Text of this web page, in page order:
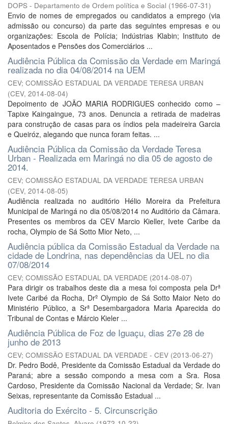
DOPS - Departamento de Ordem política e Social (1966-07-31)
Envio de nomes de empregados ou candidatos a emprego (via
admissão ou concurso) da parte das seguintes empresas e ou
organizações: Escola de Polícia; Indústrias Klabin; Instituto de
Aposentados e Pensões dos Comerciários ...
Audiência Pública da Comissão da Verdade em Maringá
realizada no dia 04/08/2014 na UEM
CEV; COMISSÃO ESTADUAL DA VERDADE TERESA URBAN
(CEV, 2014-08-04)
Depoimento de JOÃO MARIA RODRIGUES conhecido como –
Tapixe Kaingaingue, 73 anos. Denuncia a retirada de madeiras
para construção de casas para os índios pela madeireira Garcia
e Queiróz, alegando que nunca foram feitas. ...
Audiência Pública da Comissão da Verdade Teresa
Urban - Realizada em Maringá no dia 05 de agosto de
2014.
CEV; COMISSÃO ESTADUAL DA VERDADE TERESA URBAN
(CEV, 2014-08-05)
Audiência realizada no auditório Hélio Moreira da Prefeitura
Municipal de Maringá no dia 05/08/2014 no Auditório da Câmara.
Presentes os membros da CEV Marcio Kieller, Ivete Caribe da
rocha, Olympio de Sá Sotto Mior Neto, ...
Audiência pública da Comissão Estadual da Verdade na
cidade de Londrina, nas dependências da UEL no dia
07/08/2014
CEV; COMISSÃO ESTADUAL DA VERDADE (2014-08-07)
Para dirigir os trabalhos deste dia a mesa foi composta pela Drª
Ivete Caribé da Rocha, Drº Olympio de Sá Sotto Maior Neto do
Ministério Público, a Srª Desembargadora Maria Aparecida do
Tribunal de Contas e Márcio Kieler ...
Audiência Pública de Foz de Iguaçu, dias 27e 28 de
junho de 2013
CEV; COMISSÃO ESTADUAL DA VERDADE - CEV (2013-06-27)
Dr. Pedro Bodê, Presidente da Comissão Estadual da Verdade do
Paraná; abre a sessão compondo a mesa com a Sra. Rosa
Cardoso, Presidente da Comissão Nacional da Verdade; Sr. Ivan
Seixas, representante da Comissão Estadual ...
Auditoria do Exército - 5. Circunscrição